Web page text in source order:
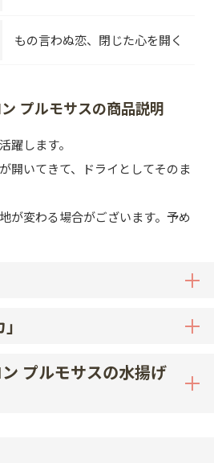
プルモサスの水揚げ
もの言わぬ恋、閉じた心を開く
プルモサスの商品説明
躍します。
開いてきて、ドライとしてそのま
が変わる場合がございます。予め